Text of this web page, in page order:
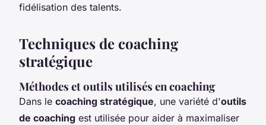
fidélisation des talents.
Techniques de coaching
stratégique
Méthodes et outils utilisés en coaching
Dans le coaching stratégique, une variété d'outils
de coaching est utilisée pour aider à maximaliser